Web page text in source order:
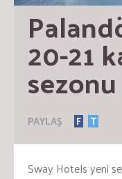
20-21
sezonu
PAYLAŞ F T
Sway Hotels yeni